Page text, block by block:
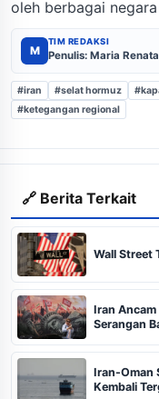
oleh berbagai
M
TIM REDAKSI
Penulis: Maria Renata
#iran #selat hormuz
#ketegangan regional
🔗 Berita Terkait
Wall Street
Iran Ancam
Serangan
Iran-Oman
Kembali